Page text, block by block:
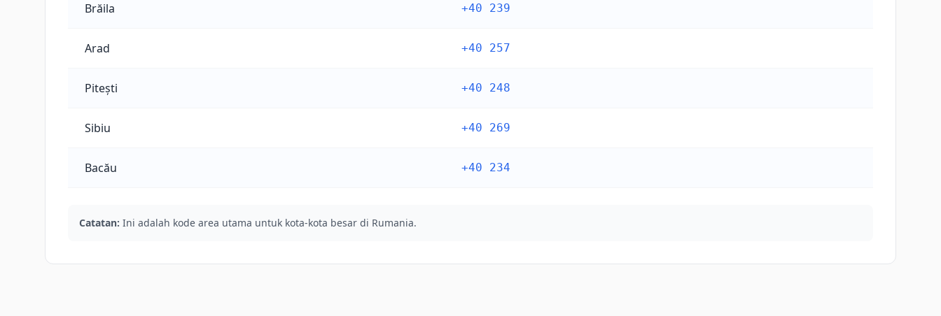
Brăila +40 239
Arad +40 257
Pitești +40 248
Sibiu +40 269
Bacău +40 234
Catatan: Ini adalah kode area utama untuk kota-kota besar di Rumania.